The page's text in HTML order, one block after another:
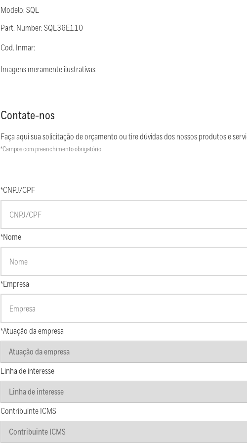
Modelo: SQL
Part. Number: SQL36E110
Cod. Inmar:
Imagens meramente ilustrativas
Contate-nos
Faça aqui sua solicitação de orçamento ou tire dúvidas dos nossos produtos e
*Campos com preenchimento obrigatório
*CNPJ/CPF
*Nome
*Empresa
*Atuação da empresa
Linha de interesse
Contribuinte ICMS